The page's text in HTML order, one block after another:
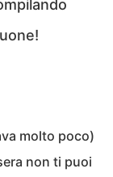
molto poco)
non ti puoi